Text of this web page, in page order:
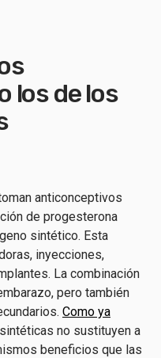
los de los
anticonceptivos
de progesterona
sintético. Esta
inyecciones,
La combinación
pero también
Como ya
no sustituyen a
beneficios que las